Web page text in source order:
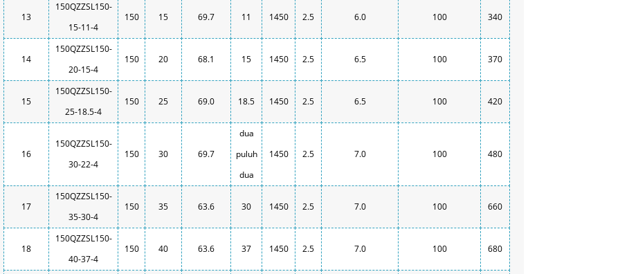
13
150QZZSL150-
15-11-4
150 15 69.7 11 1450 2.5 6.0 100 340
14
150QZZSL150-
20-15-4
150 20 68.1 15 1450 2.5 6.5 100 370
15
150QZZSL150-
25-18.5-4
150 25 69.0 18.5 1450 2.5 6.5 100 420
16
150QZZSL150-
30-22-4
150 30 69.7
dua
puluh
dua
1450 2.5 7.0 100 480
17
150QZZSL150-
35-30-4
150 35 63.6 30 1450 2.5 7.0 100 660
18
150QZZSL150-
40-37-4
150 40 63.6 37 1450 2.5 7.0 100 680